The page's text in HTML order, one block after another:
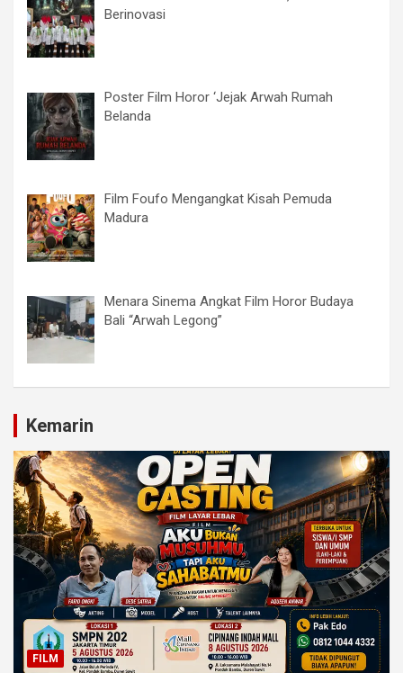
Berinovasi
Poster Film Horor ‘Jejak Arwah Rumah
Belanda
Film Foufo Mengangkat Kisah Pemuda
Madura
Menara Sinema Angkat Film Horor Budaya
Bali “Arwah Legong”
Kemarin
FILM